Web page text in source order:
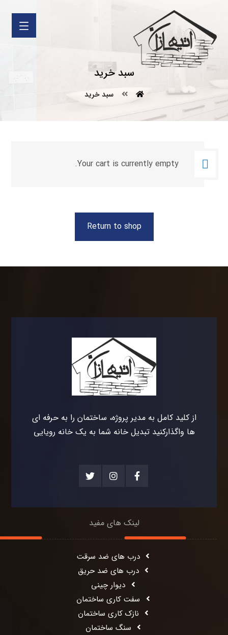
سبد خرید
سبد خرید
Your cart is currently empty.
Return to shop
از کلید کامل به مدیر پروژه، ساختمان را به حرفه ای
ها واگذارکنید تبدیل خانه شما به یک خانه رویایی
لینک های مفید
درب های ضد سرقت
درب های ضد حریق
دیوار چینی
سفت کاری ساختمان
نازک کاری ساختمان
سنگ ساختمان